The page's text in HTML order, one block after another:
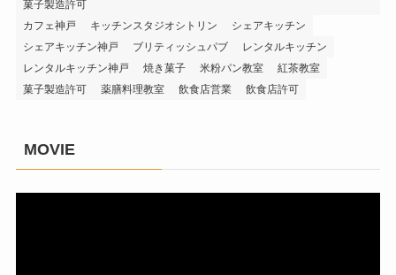
菓子製造許可
カフェ神戸
キッチンスタジオシトリン
シェアキッチン
シェアキッチン神戸
ブリティッシュパブ
レンタルキッチン
レンタルキッチン神戸
焼き菓子 米粉パン教室
紅茶教室
菓子製造許可
薬膳料理教室 飲食店営業 飲食店許可
MOVIE